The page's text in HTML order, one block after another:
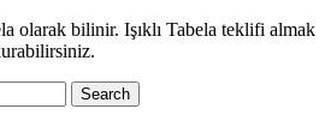
olarak bilinir. Işıklı Tabela teklifi almak